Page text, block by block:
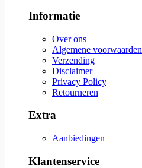
Informatie
Over ons
Algemene voorwaarden
Verzending
Disclaimer
Privacy Policy
Retourneren
Extra
Aanbiedingen
Klantenservice